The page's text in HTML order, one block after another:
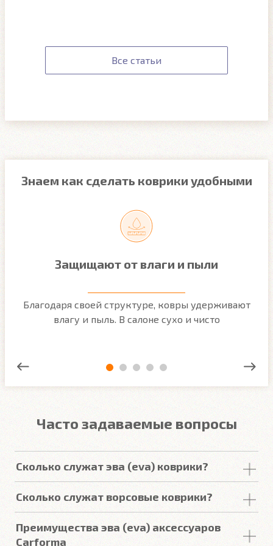
Все статьи
Знаем как сделать коврики удобными
Защищают от влаги и пыли
Благодаря своей структуре, ковры удерживают
влагу и пыль. В салоне сухо и чисто
Часто задаваемые вопросы
Сколько служат эва (eva) коврики?
покрытий изЕВА в среднем составляет 2-3
.
увеличивающие срок службы.
Сколько служат ворсовые коврики?
составляет от 2 до 5лет. У некоторых наших
Преимущества эва (eva) аксессуаров
Carforma